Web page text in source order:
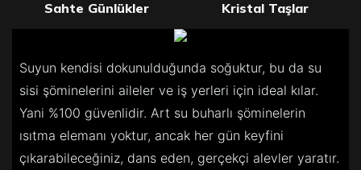
Sahte Günlükler Kristal Taşlar
Suyun kendisi dokunulduğunda soğuktur, bu da su
sisi şöminelerini aileler ve iş yerleri için ideal kılar.
Yani %100 güvenlidir. Art su buharlı şöminelerin
ısıtma elemanı yoktur, ancak her gün keyfini
çıkarabileceğiniz, dans eden, gerçekçi alevler yaratır.